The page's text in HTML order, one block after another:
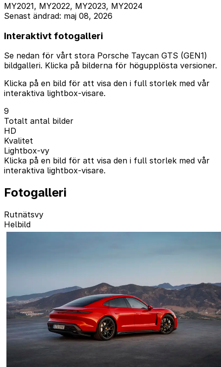
MY2021, MY2022, MY2023, MY2024
Senast ändrad: maj 08, 2026
Interaktivt fotogalleri
Se nedan för vårt stora Porsche Taycan GTS (GEN1)
bildgalleri. Klicka på bilderna för högupplösta versioner.
Klicka på en bild för att visa den i full storlek med vår
interaktiva lightbox-visare.
9
Totalt antal bilder
HD
Kvalitet
Lightbox-vy
Klicka på en bild för att visa den i full storlek med vår
interaktiva lightbox-visare.
Fotogalleri
Rutnätsvy
Helbild